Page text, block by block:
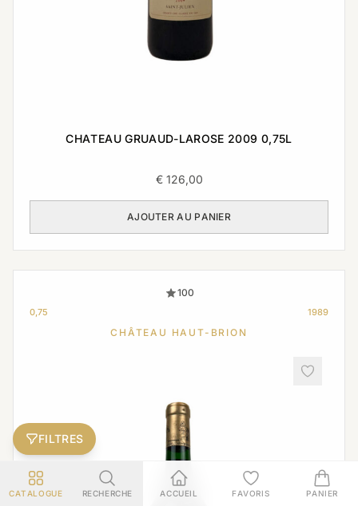
CHATEAU GRUAUD-LAROSE 2009 0,75L
€126,00
AJOUTER AU PANIER
100
0,75 1989
CHÂTEAU HAUT-BRION
FILTRES
CATALOGUE RECHERCHE ACCUEIL FAVORIS PANIER